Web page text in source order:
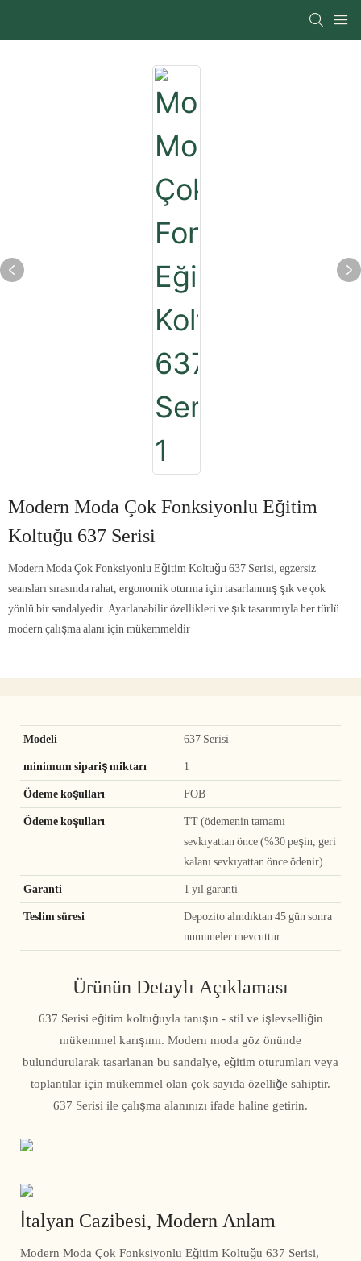
Modern Moda Çok Fonksiyonlu Eğitim
Koltuğu 637 Serisi
Modern Moda Çok Fonksiyonlu Eğitim Koltuğu 637 Serisi, egzersiz
seansları sırasında rahat, ergonomik oturma için tasarlanmış şık ve çok
yönlü bir sandalyedir. Ayarlanabilir özellikleri ve şık tasarımıyla her türlü
modern çalışma alanı için mükemmeldir
Modeli 637 Serisi
minimum sipariş miktarı 1
Ödeme koşulları FOB
Ödeme koşulları
TT (ödemenin tamamı
sevkıyattan önce (%30 peşin, geri
kalanı sevkıyattan önce ödenir).
Garanti 1 yıl garanti
Teslim süresi
Depozito alındıktan 45 gün sonra
numuneler mevcuttur
Ürünün Detaylı Açıklaması
637 Serisi eğitim koltuğuyla tanışın - stil ve işlevselliğin
mükemmel karışımı. Modern moda göz önünde
bulundurularak tasarlanan bu sandalye, eğitim oturumları veya
toplantılar için mükemmel olan çok sayıda özelliğe sahiptir.
637 Serisi ile çalışma alanınızı ifade haline getirin.
İtalyan Cazibesi, Modern Anlam
Modern Moda Çok Fonksiyonlu Eğitim Koltuğu 637 Serisi,